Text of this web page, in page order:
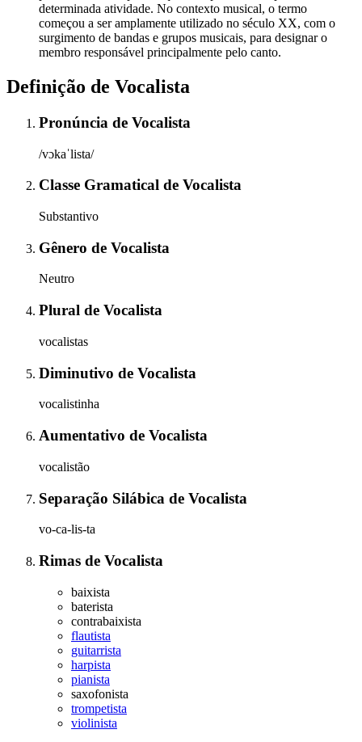
determinada atividade. No contexto musical, o termo
começou a ser amplamente utilizado no século XX, com o
surgimento de bandas e grupos musicais, para designar o
membro responsável principalmente pelo canto.
Definição de Vocalista
Pronúncia de Vocalista
/vɔkaˈlista/
Classe Gramatical de Vocalista
Substantivo
Gênero de Vocalista
Neutro
Plural de Vocalista
vocalistas
Diminutivo de Vocalista
vocalistinha
Aumentativo de Vocalista
vocalistão
Separação Silábica de Vocalista
vo-ca-lis-ta
Rimas de Vocalista
baixista
baterista
contrabaixista
flautista
guitarrista
harpista
pianista
saxofonista
trompetista
violinista